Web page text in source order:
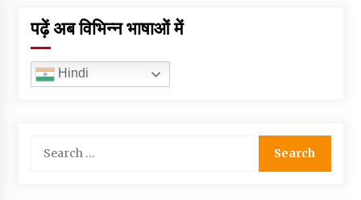
पढ़ें अब विभिन्न भाषाओं में
Hindi
for: